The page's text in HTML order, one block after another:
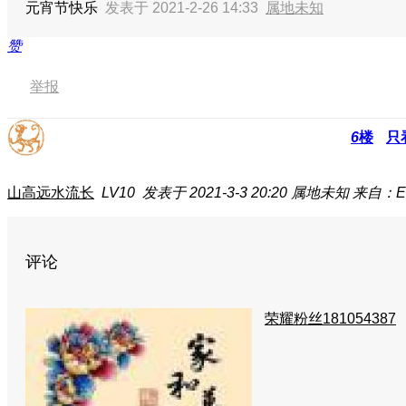
元宵节快乐 发表于 2021-2-26 14:33 属地未知
赞
举报
6楼 只
山高远水流长 LV10 发表于 2021-3-3 20:20 属地未知 来自：
评论
荣耀粉丝181054387